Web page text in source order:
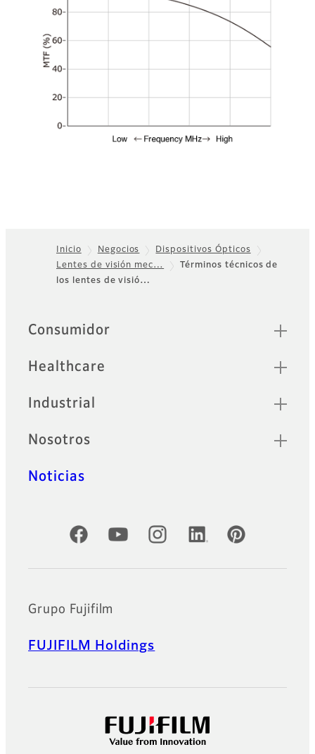
Footer
Inicio Negocios
Dispositivos Ópticos
Lentes de visión mec…
Términos técnicos de
los lentes de visió…
Sitemap
Consumidor
Healthcare
Industrial
Nosotros
Noticias
Cuentas oficiales de redes sociales
Grupo Fujifilm
FUJIFILM Holdings